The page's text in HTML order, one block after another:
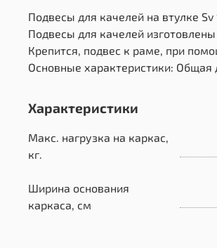
Подвесы для качелей на втулке Sv
Подвесы для качелей
Крепится, подвес к раме, при
Основные характеристики: Общая
Характеристики
Макс. нагрузка на каркас,
кг.
Ширина основания
каркаса, см